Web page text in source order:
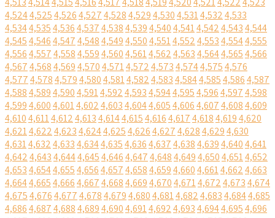
4,5244,5254,5264,5274,5284,5294,5304,5314,5324,533
4,5344,5354,5364,5374,5384,5394,5404,5414,5424,5434,544
4,5454,5464,5474,5484,5494,5504,5514,5524,5534,5544,555
4,5564,5574,5584,5594,5604,5614,5624,5634,5644,5654,566
4,5674,5684,5694,5704,5714,5724,5734,5744,5754,576
4,5774,5784,5794,5804,5814,5824,5834,5844,5854,5864,587
4,5884,5894,5904,5914,5924,5934,5944,5954,5964,5974,598
4,5994,6004,6014,6024,6034,6044,6054,6064,6074,6084,609
4,6104,6114,6124,6134,6144,6154,6164,6174,6184,6194,620
4,6214,6224,6234,6244,6254,6264,6274,6284,6294,630
4,6314,6324,6334,6344,6354,6364,6374,6384,6394,6404,641
4,6424,6434,6444,6454,6464,6474,6484,6494,6504,6514,652
4,6534,6544,6554,6564,6574,6584,6594,6604,6614,6624,663
4,6644,6654,6664,6674,6684,6694,6704,6714,6724,6734,674
4,6754,6764,6774,6784,6794,6804,6814,6824,6834,6844,685
4,6864,6874,6884,6894,6904,6914,6924,6934,6944,6954,696